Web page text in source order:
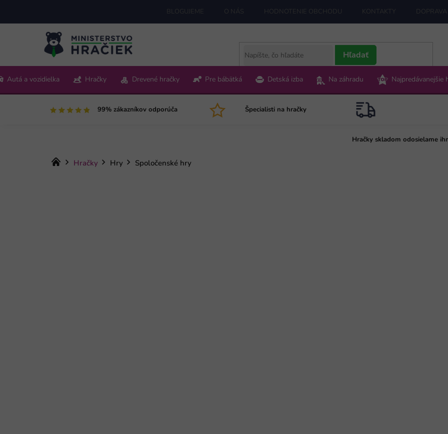
obsah
BLOGUJEME O NÁS HODNOTENIE OBCHODU KONTAKTY
Pon-Pia 9:00-15:00
Hľadať
Autá a vozidielka Hračky Drevené hračky Pre bábätká Detská izba Na záhradu Najpredávanejšie
99% zákazníkov odporúča Špecialisti na hračky
Hračky skladom odosielame
Domov
Hračky Hry Spoločenské hry